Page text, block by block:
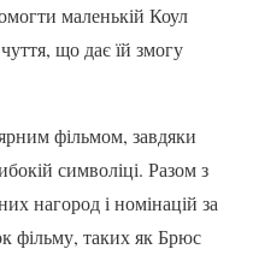
маленькій Коул
що дає їй змогу
фільмом, завдяки
символіці. Разом з
нагород і номінацій за
фільму, таких як Брюс